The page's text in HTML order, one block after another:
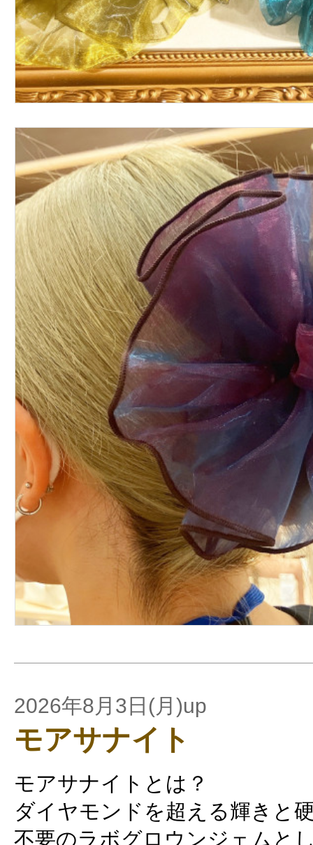
2026年8月3日(月)up
モアサナイト
モアサナイトとは？
ダイヤモンドを超える輝きと
不要のラボグロウンジェムと